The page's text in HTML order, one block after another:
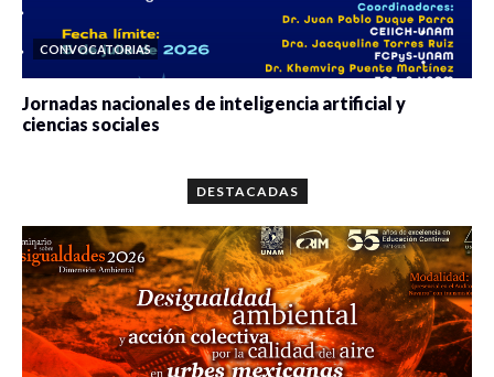
CONVOCATORIAS
Jornadas nacionales de inteligencia artificial y
ciencias sociales
DESTACADAS